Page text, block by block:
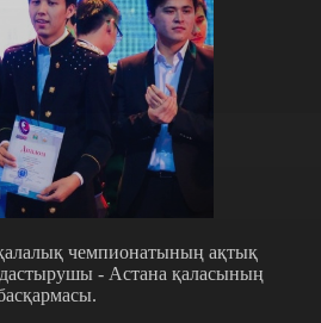
чемпионатының ақтық
- Астана қаласының